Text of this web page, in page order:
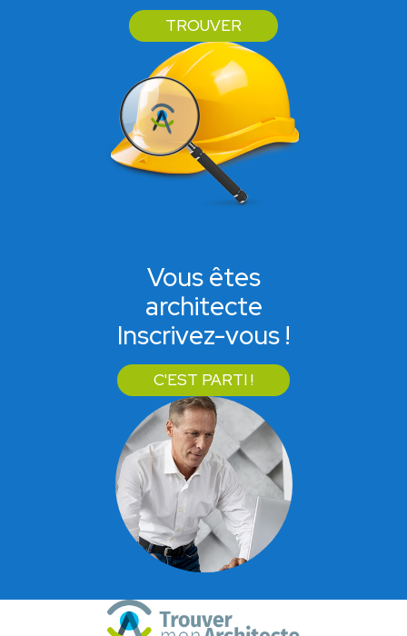
TROUVER
Vous êtes
architecte
Inscrivez-vous !
C'EST PARTI !